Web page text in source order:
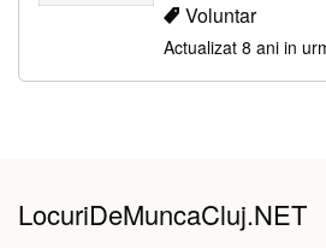
Voluntar
Actualizat 8 ani in
LocuriDeMuncaCluj.NET